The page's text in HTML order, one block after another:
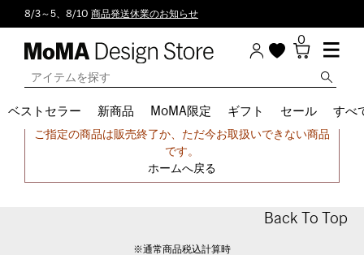
8/3～5、8/10 商品発送休業のお知らせ
0
ベストセラー 新商品 MoMA限定 ギフト セール すべ
申し訳ございません。
ご指定の商品は販売終了か、ただ今お取扱いできない商品
です。
ホームへ戻る
Back To Top
※通常商品税込計算時